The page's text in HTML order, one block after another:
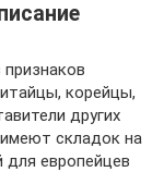
корейцы,
других
складок на
европейцев